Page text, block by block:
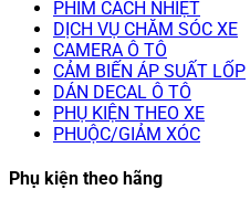
PHIM CÁCH NHIỆT
DỊCH VỤ CHĂM SÓC XE
CAMERA Ô TÔ
CẢM BIẾN ÁP SUẤT LỐP
DÁN DECAL Ô TÔ
PHỤ KIỆN THEO XE
PHUỘC/GIẢM XÓC
Phụ kiện theo hãng